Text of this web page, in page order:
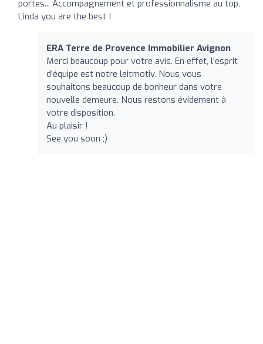
portes... Accompagnement et professionnalisme au top,
Linda you are the best !
ERA Terre de Provence Immobilier Avignon
Merci beaucoup pour votre avis. En effet, l'esprit
d'équipe est notre leitmotiv. Nous vous
souhaitons beaucoup de bonheur dans votre
nouvelle demeure. Nous restons évidement à
votre disposition.
Au plaisir !
See you soon ;)